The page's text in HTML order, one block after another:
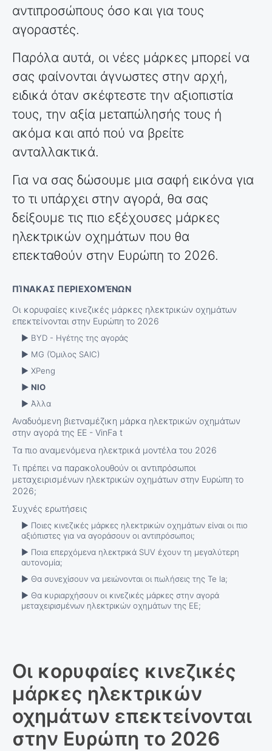
αντιπροσώπους όσο και για τους
αγοραστές.
Παρόλα αυτά, οι νέες μάρκες μπορεί να
σας φαίνονται άγνωστες στην αρχή,
ειδικά όταν σκέφτεστε την αξιοπιστία
τους, την αξία μεταπώλησής τους ή
ακόμα και από πού να βρείτε
ανταλλακτικά.
Για να σας δώσουμε μια σαφή εικόνα για
το τι υπάρχει στην αγορά, θα σας
δείξουμε τις πιο εξέχουσες μάρκες
ηλεκτρικών οχημάτων που θα
επεκταθούν στην Ευρώπη το 2026.
Οι κορυφαίες κινεζικές μάρκες ηλεκτρικών οχημάτων
επεκτείνονται στην Ευρώπη το 2026
► BYD - Ηγέτης της αγοράς
► MG (Όμιλος SAIC)
► XPeng
► ΝΙΟ
► Άλλα
Αναδυόμενη βιετναμέζικη μάρκα ηλεκτρικών οχημάτων
στην αγορά της ΕΕ - VinFa t
Τα πιο αναμενόμενα ηλεκτρικά μοντέλα του 2026
Τι πρέπει να παρακολουθούν οι αντιπρόσωποι
μεταχειρισμένων ηλεκτρικών οχημάτων στην Ευρώπη το
2026;
Συχνές ερωτήσεις
► Ποιες κινεζικές μάρκες ηλεκτρικών οχημάτων είναι οι πιο
αξιόπιστες για να αγοράσουν οι αντιπρόσωποι;
► Ποια επερχόμενα ηλεκτρικά SUV έχουν τη μεγαλύτερη
αυτονομία;
► Θα συνεχίσουν να μειώνονται οι πωλήσεις της Te la;
► Θα κυριαρχήσουν οι κινεζικές μάρκες στην αγορά
μεταχειρισμένων ηλεκτρικών οχημάτων της ΕΕ;
Οι κορυφαίες κινεζικές
μάρκες ηλεκτρικών
οχημάτων επεκτείνονται
στην Ευρώπη το 2026